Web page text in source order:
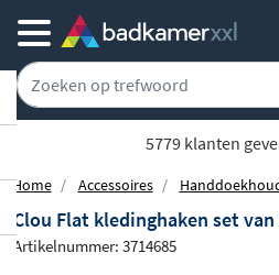
Gratis bezorgd
Home Accessoires
Clou Flat kledinghaken set
Artikelnummer: 3714685